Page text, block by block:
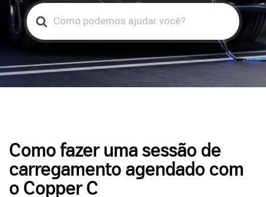
Search
For
Como fazer uma sessão de
carregamento agendado com
o Copper C